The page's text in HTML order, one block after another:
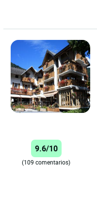
9.6/10
(109 comentarios)